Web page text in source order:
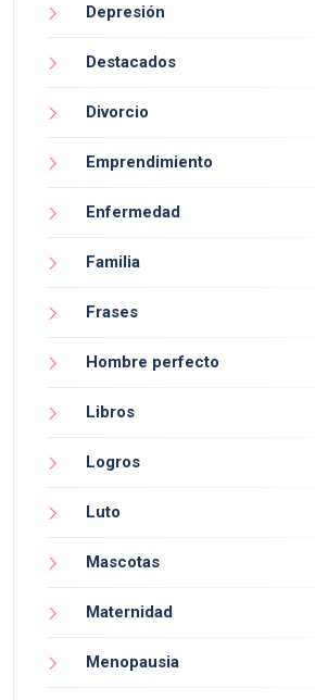
Depresión
Destacados
Divorcio
Emprendimiento
Enfermedad
Familia
Frases
Hombre perfecto
Libros
Logros
Luto
Mascotas
Maternidad
Menopausia